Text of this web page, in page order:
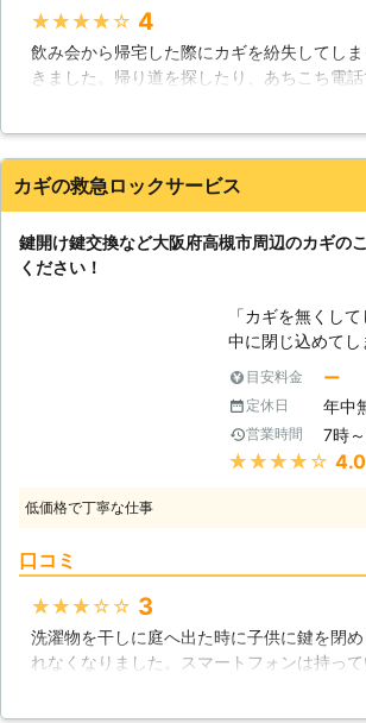
ため交換したほう
のような場合に
交換をご依頼い
す。 【夜遅くても安心】 仕事、飲み
会などで帰りが
多いのではないで
からないと大慌て
時間帯的に友人に
には、管理会社
ていることが多
は連絡がつかな
す。そんな時こそ
社は23時までお
けておりますので
てご連絡していた
★★★★★ 4
飲み会から帰宅した際にカギを紛失してし
きました。帰り道を探したり、あちこち電
たが見つからずあきらめて業者さんにお願
るのが本当にありがたいです！ありがとうご
兵庫県 尼崎市 2016年12月17日
カギの救急ロックサービス
鍵開け鍵交換など大阪府高槻市周辺のカギの
ください！
「カギを無くし
中に閉じ込めてし
カギトラブルに
サービスは、大阪
頼をお待ちしてお
開錠やインロック
ます。また、古い
に解決致します！ 【金庫が開かなく
なってしまった！
要因から突如開
とがあります。
目安料金 ー
定休日 年中
営業時間 7時
★★★★★ 4.0
低価格で丁寧な仕事
口コミ
★★★★★ 3
洗濯物を干しに庭へ出た時に子供に鍵を閉
れなくなりました。スマートフォンは持っ
連絡。すぐに来てくれました。鍵の状態を